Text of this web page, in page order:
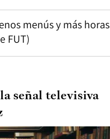
menús y más horas
FUT)
señal televisiva